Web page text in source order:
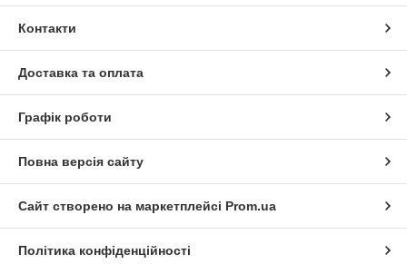
Контакти
Доставка та оплата
Графік роботи
Повна версія сайту
Сайт створено на маркетплейсі Prom.ua
Політика конфіденційності